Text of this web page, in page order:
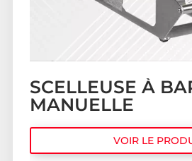
SCELLEUSE À
MANUELLE
VOIR LE